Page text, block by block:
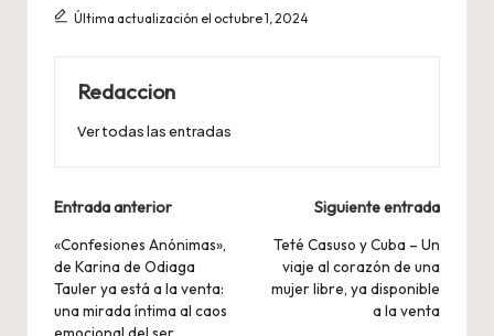
Última actualización el octubre 1, 2024
Redaccion
Ver todas las entradas
Navegación
de
entradas
Entrada anterior
«Confesiones Anónimas»,
de Karina de Odiaga
Tauler ya está a la venta:
una mirada íntima al caos
Siguiente entrada
Teté Casuso y Cuba – Un
viaje al corazón de una
mujer libre, ya disponible
a la venta